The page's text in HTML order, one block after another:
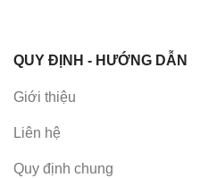
QUY ĐỊNH - HƯỚNG DẪN
Giới thiệu
Liên hệ
Quy định chung